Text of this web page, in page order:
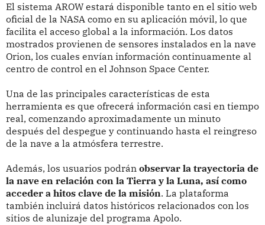
El sistema AROW estará disponible tanto en el sitio web
oficial de la NASA como en su aplicación móvil, lo que
facilita el acceso global a la información. Los datos
mostrados provienen de sensores instalados en la nave
Orion, los cuales envían información continuamente al
centro de control en el Johnson Space Center.
Una de las principales características de esta
herramienta es que ofrecerá información casi en tiempo
real, comenzando aproximadamente un minuto
después del despegue y continuando hasta el reingreso
de la nave a la atmósfera terrestre.
Además, los usuarios podránobservar la trayectoria de
la nave en relación con la Tierra y la Luna, así como
acceder a hitos clave de la misión. La plataforma
también incluirá datos históricos relacionados con los
sitios de alunizaje del programa Apolo.